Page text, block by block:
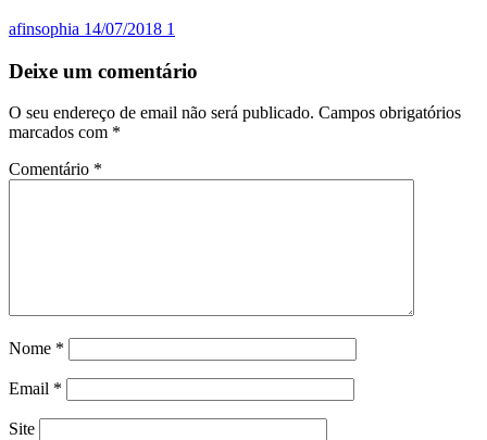
afinsophia 14/07/2018 1
Deixe um comentário
O seu endereço de email não será publicado. Campos obrigatórios
marcados com *
Comentário *
Nome *
Email *
Site